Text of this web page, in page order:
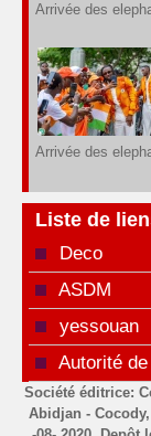
Arrivée des
Arrivée des
Liste de
Deco
ASDM
yessouan
Autorité
Société éditrice:
Abidjan -